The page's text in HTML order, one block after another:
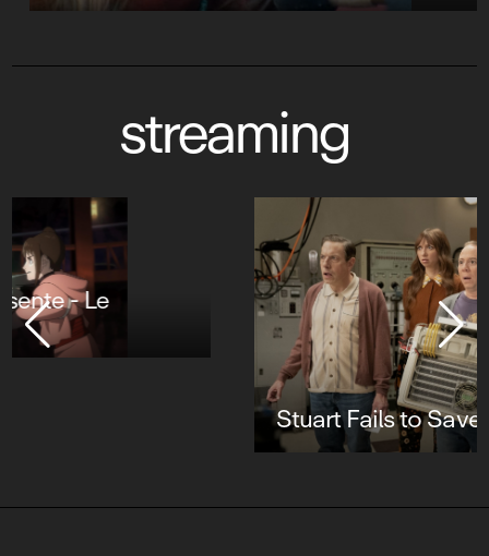
streaming
Stuart Fails to Save the Universe